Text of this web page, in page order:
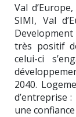
Val
SIMI, Val
très positif
celui-ci
2040.
d’entreprise
une